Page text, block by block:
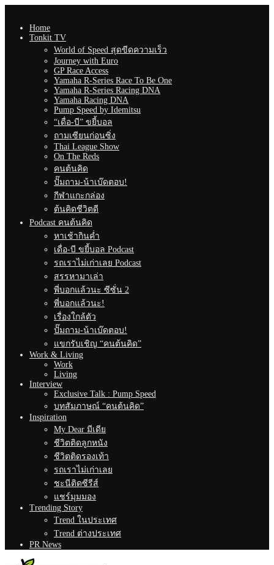
Home
Tonkit TV
World of Speed สุดขีดความเร็ว
Journey with Euro
GP Race Access
Yamaha R-Series Race To Be One
Yamaha R-Series Racing DNA
Yamaha Racing DNA
Pump Speed by Idemitsu
“เดื่อ-บี” ขยี้บอล
ถามเซียนก่อนซิ่ง
Thai League Show
On The Reds
คนต้นคิด
ปั๊มถาม-น้าเบ๊ดตอบ!
กีฬาแกะกล่อง
ต้นคิดชีวิตดี
Podcast คนต้นคิด
หาเช้ากินค่ำ
เดื่อ-บี ขยี้บอล Podcast
รถเราไม่เก่าเลย Podcast
สรรหามาเล่า
พี่บอกแล้วนะ ซีซั่น 2
พี่บอกแล้วนะ!
เรื่องใกล้ตัว
ปั๊มถาม-น้าเบ๊ดตอบ!
แขกรับเชิญ “คนต้นคิด”
Work & Living
Work
Living
Interview
Exclusive Talk : Pump Speed
บทสัมภาษณ์ “คนต้นคิด”
Inspiration
My Dear มีเดีย
ชีวิตติดลูกหนัง
ชีวิตติดรองเท้า
รถเราไม่เก่าเลย
ชะนีติดซีรีส์
แชร์มุมมอง
Trending Story
Trend ในประเทศ
Trend ต่างประเทศ
PR News